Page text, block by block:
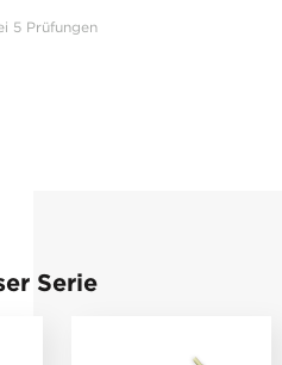
5 Prüfungen
Serie